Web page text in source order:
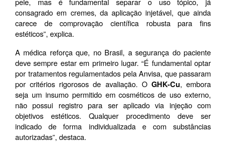
consagrado em cremes, da aplicação injetável, que ainda
carece de comprovação científica robusta para fins
estéticos”, explica.
A médica reforça que, no Brasil, a segurança do paciente
deve sempre estar em primeiro lugar. “É fundamental optar
por tratamentos regulamentados pela Anvisa, que passaram
por critérios rigorosos de avaliação. O GHK-Cu, embora
seja um insumo permitido em cosméticos de uso externo,
não possui registro para ser aplicado via injeção com
objetivos estéticos. Qualquer procedimento deve ser
indicado de forma individualizada e com substâncias
autorizadas”, destaca.